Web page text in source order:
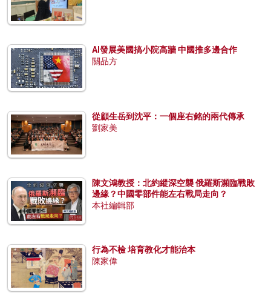
AI發展美國搞小院高牆 中國推多邊合作
關品方
從顧生岳到沈平：一個座右銘的兩代傳承
劉家美
陳文鴻教授：北約縱深空襲 俄羅斯瀕臨戰敗
邊緣？中國零部件能左右戰局走向？
本社編輯部
行為不檢 培育教化才能治本
陳家偉